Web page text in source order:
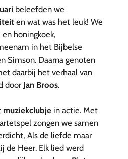
beleefden we
en wat was het leuk! We
honingkoek,
in het Bijbelse
Simson. Daarna genoten
daarbij het verhaal van
door Jan Broos.
muziekclubje in actie. Met
zongen we samen
Als de liefde maar
de Heer. Elk lied werd